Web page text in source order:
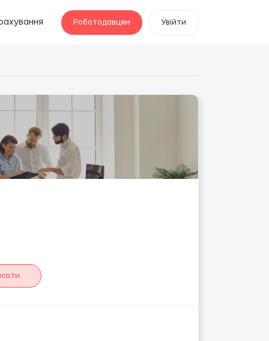
Роботодавцям Увійти